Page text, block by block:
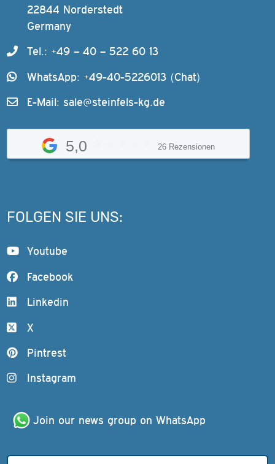
22844 Norderstedt
Germany
Tel.: +49 – 40 – 522 60 13
WhatsApp: +49-40-5226013 (Chat)
E-Mail: sale@steinfels-kg.de
5,0 26 Rezensionen
FOLGEN SIE UNS:
Youtube
Facebook
Linkedin
X
Pintrest
Instagram
Join our news group on WhatsApp